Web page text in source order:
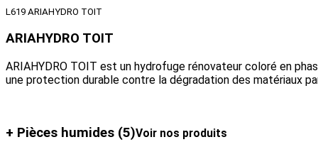
L619 ARIAHYDRO TOIT
ARIAHYDRO TOIT
ARIAHYDRO TOIT est un hydrofuge rénovateur coloré en
une protection durable contre la dégradation des matériaux
+ Pièces humides (5)Voir nos produits